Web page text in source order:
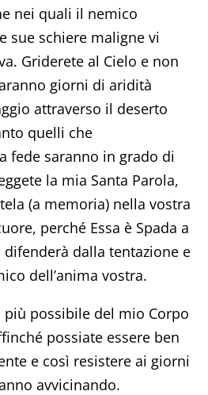
nei quali il nemico
sue schiere maligne vi
Griderete al Cielo e non
giorni di aridità
attraverso il deserto
quelli che
fede saranno in grado di
la mia Santa Parola,
(a memoria) nella vostra
perché Essa è Spada a
difenderà dalla tentazione e
dell’anima vostra.
possibile del mio Corpo
possiate essere ben
e così resistere ai giorni
avvicinando.